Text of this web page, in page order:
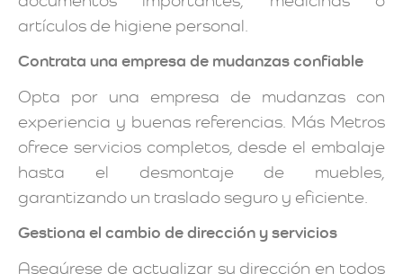
artículos de higiene personal.
Contrata una empresa de mudanzas confiable
Opta por una empresa de mudanzas con
experiencia y buenas referencias. Más Metros
ofrece servicios completos, desde el embalaje
hasta el desmontaje de muebles,
garantizando un traslado seguro y eficiente.
Gestiona el cambio de dirección y servicios
Asegúrese de actualizar su dirección en todos